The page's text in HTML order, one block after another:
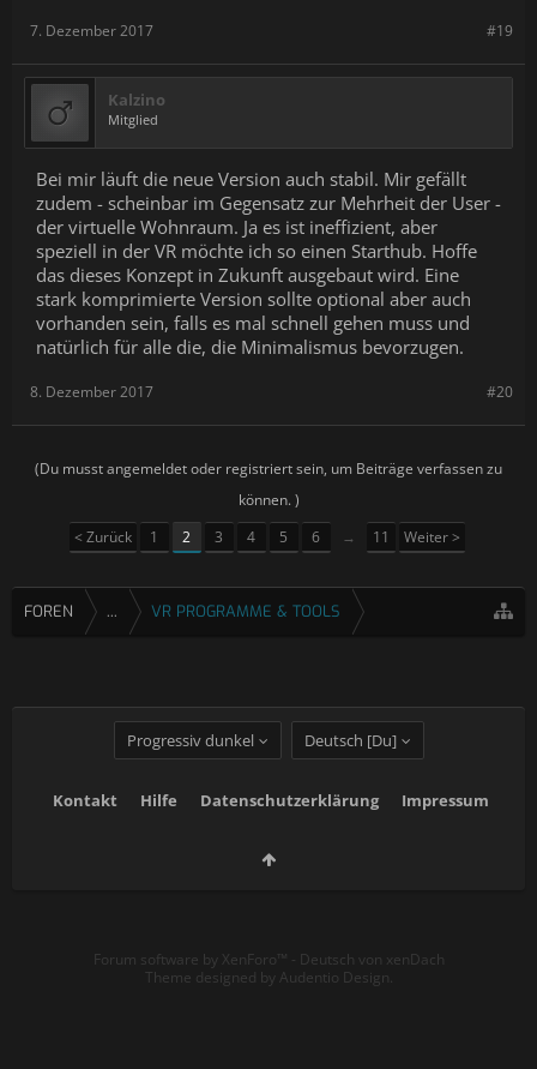
#19
7. Dezember 2017
Kalzino
Mitglied
Bei mir läuft die neue Version auch stabil. Mir gefällt
zudem - scheinbar im Gegensatz zur Mehrheit der User -
der virtuelle Wohnraum. Ja es ist ineffizient, aber
speziell in der VR möchte ich so einen Starthub. Hoffe
das dieses Konzept in Zukunft ausgebaut wird. Eine
stark komprimierte Version sollte optional aber auch
vorhanden sein, falls es mal schnell gehen muss und
natürlich für alle die, die Minimalismus bevorzugen.
#20
8. Dezember 2017
(Du musst angemeldet oder registriert sein, um Beiträge verfassen zu
können. )
< Zurück
1 2 3 4 5 6 → 11 Weiter >
FOREN ... VR PROGRAMME & TOOLS
Progressiv dunkel Deutsch [Du]
Kontakt Hilfe Datenschutzerklärung Impressum
Forum software by XenForo™ - Deutsch von xenDach
Theme designed by Audentio Design.